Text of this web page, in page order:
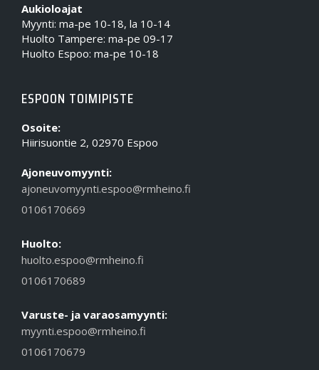
Aukioloajat
Myynti: ma-pe 10-18, la 10-14
Huolto Tampere: ma-pe 09-17
Huolto Espoo: ma-pe 10-18
ESPOON TOIMIPISTE
Osoite:
Hiirisuontie 2, 02970 Espoo
Ajoneuvomyynti:
ajoneuvomyynti.espoo@rmheino.fi
0106170669
Huolto:
huolto.espoo@rmheino.fi
0106170689
Varuste- ja varaosamyynti:
myynti.espoo@rmheino.fi
0106170679